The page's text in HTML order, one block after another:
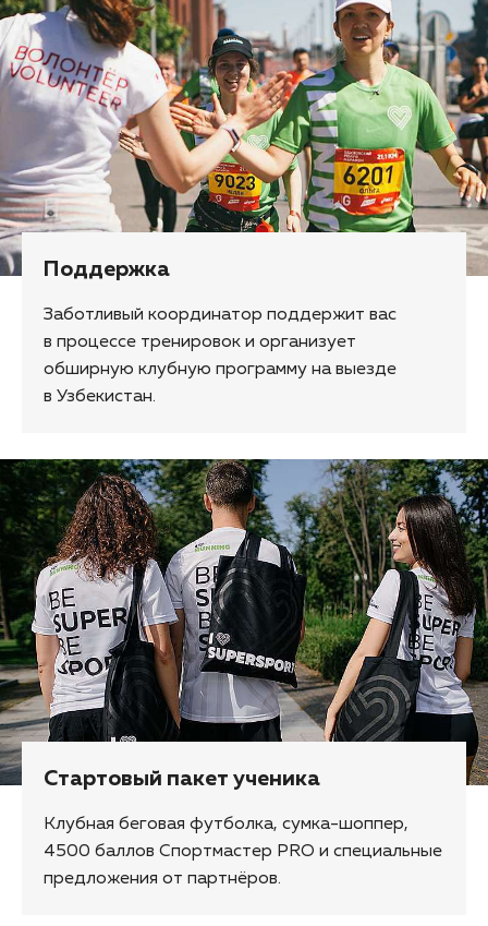
Поддержка
Заботливый координатор поддержит вас
в процессе тренировок и организует
обширную клубную программу на выезде
в Узбекистан.
Стартовый пакет ученика
Клубная беговая футболка, сумка-шоппер,
4500 баллов Спортмастер PRO и специальные
предложения от партнёров.